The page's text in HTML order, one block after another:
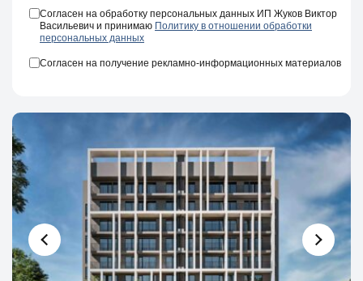
Согласен на обработку персональных данных ИП Жуков Виктор
Васильевич и принимаю Политику в отношении обработки
персональных данных
Согласен на получение рекламно-информационных материалов